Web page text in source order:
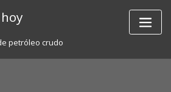
petróleo crudo